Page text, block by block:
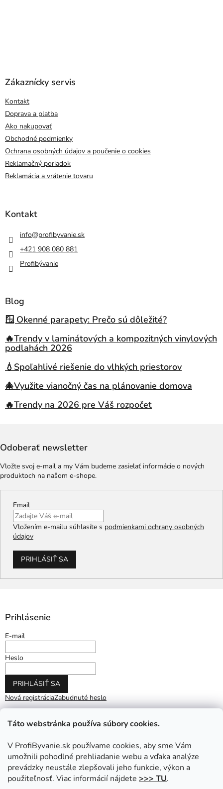
Táto webstránka používa súbory cookies.
V ProfiByvanie.sk používame cookies, aby sme Vám
umožnili pohodlné prehliadanie webu a vďaka analýze
prevádzky neustále zlepšovali jeho funkcie, výkon a
použiteľnosť. Viac informácií nájdete >>> TU.
Zákaznícky servis
Kontakt
Doprava a platba
Ako nakupovať
Obchodné podmienky
Ochrana osobných údajov a poučenie o cookies
Reklamačný poriadok
Reklamácia a vrátenie tovaru
Kontakt
info@profibyvanie.sk
+421 908 080 881
Profibývanie
Blog
🪟 Okenné parapety: Prečo sú dôležité?
🔥Trendy v laminátových a kompozitných vinylových
podlahách 2026
💧Spoľahlivé riešenie do vlhkých priestorov
🎄Využite vianočný čas na plánovanie domova
🔥Trendy na 2026 pre Váš rozpočet
Odoberať newsletter
Vložte svoj e-mail a my Vám budeme zasielať informácie o nových
produktoch na našom e-shope.
Email
Vložením e-mailu súhlasíte s podmienkami ochrany osobných
údajov
PRIHLÁSIŤ SA
Prihlásenie
E-mail
Heslo
PRIHLÁSIŤ SA
Nová registráciaZabudnuté heslo